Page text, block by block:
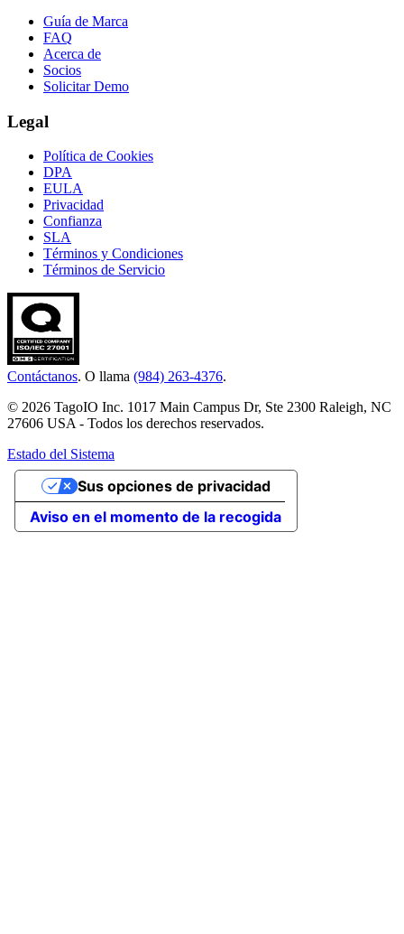
Guía de Marca
FAQ
Acerca de
Socios
Solicitar Demo
Legal
Política de Cookies
DPA
EULA
Privacidad
Confianza
SLA
Términos y Condiciones
Términos de Servicio
Contáctanos. O llama (984) 263-4376.
© 2026 TagoIO Inc. 1017 Main Campus Dr, Ste 2300 Raleigh, NC
27606 USA - Todos los derechos reservados.
Estado del Sistema
Aviso en el momento de la recogida
Sus opciones de privacidad